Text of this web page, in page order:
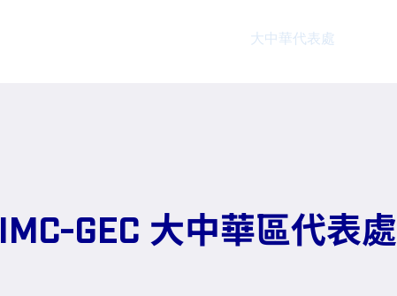
大中華代表處
GEC 大中華區代表處